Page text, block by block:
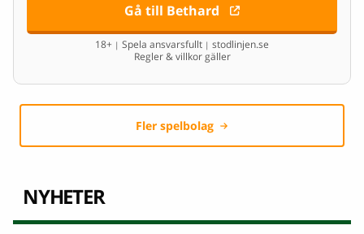
Gå till Bethard
18+ | Spela ansvarsfullt | stodlinjen.se
Regler & villkor gäller
Fler spelbolag
NYHETER